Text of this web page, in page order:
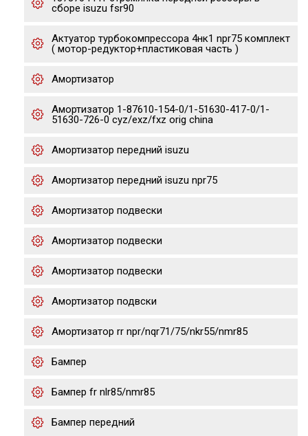
сборе isuzu fsr90
Актуатор турбокомпрессора 4нк1 npr75 комплект
( мотор-редуктор+пластиковая часть )
Амортизатор
Амортизатор 1-87610-154-0/1-51630-417-0/1-
51630-726-0 cyz/exz/fxz orig china
Амортизатор передний isuzu
Амортизатор передний isuzu npr75
Амортизатор подвески
Амортизатор подвески
Амортизатор подвески
Амортизатор подвски
Амортизатор rr npr/nqr71/75/nkr55/nmr85
Бампер
Бампер fr nlr85/nmr85
Бампер передний